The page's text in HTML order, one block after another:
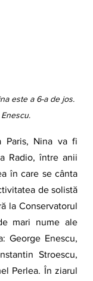
este a 6-a de jos.
Radio, între anii
în care se cânta
de solistă
la Conservatorul
mari nume ale
George Enescu,
Stroescu,
Perlea. În ziarul